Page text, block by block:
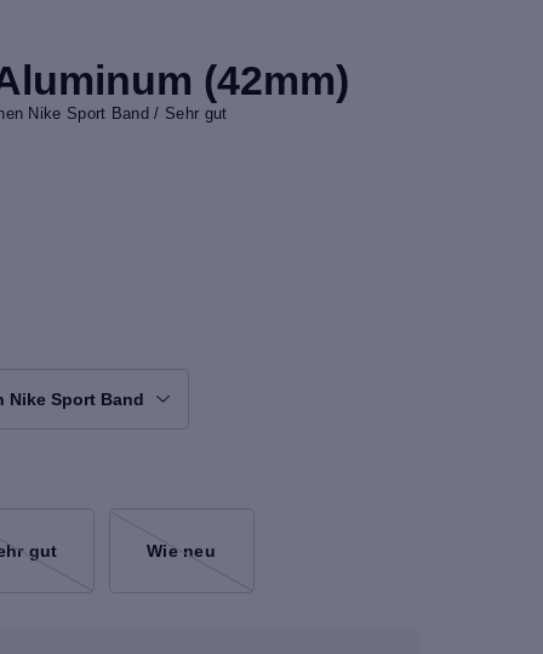
(42mm)
Nike Sport Band / Sehr gut
Nike Sport Band
gut Wie neu